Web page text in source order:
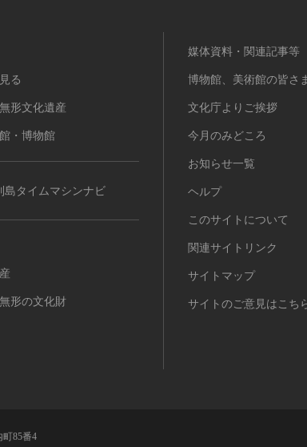
る
形文化遺産
・博物館
島タイムマシンナビ
形の文化財
媒体資料・関連記事等
博物館、美術館の皆さ
文化庁よりご挨拶
今月のみどころ
お知らせ一覧
ヘルプ
このサイトについて
関連サイトリンク
サイトマップ
サイトのご意見はこち
85番4